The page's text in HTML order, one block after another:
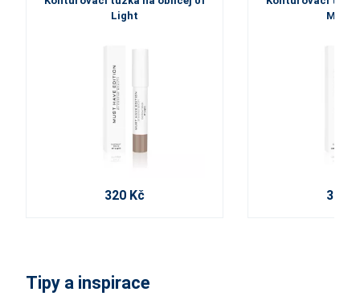
Light
320 Kč 320
Tipy a inspirace